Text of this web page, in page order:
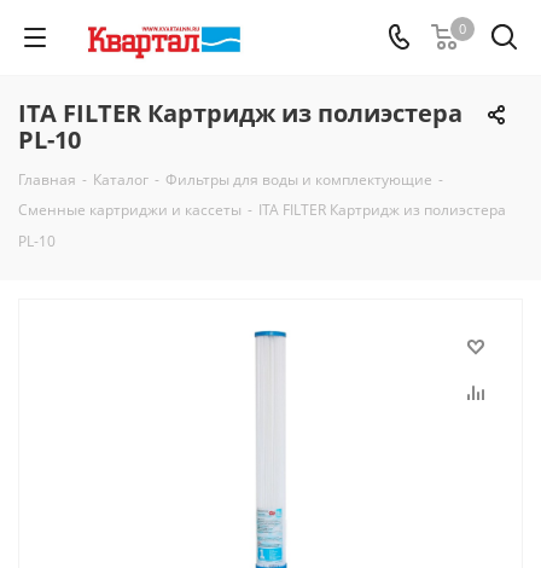
0
ITA FILTER Картридж из полиэстера
PL-10
Главная - Каталог - Фильтры для воды и комплектующие -
Сменные картриджи и кассеты - ITA FILTER Картридж из полиэстера
PL-10